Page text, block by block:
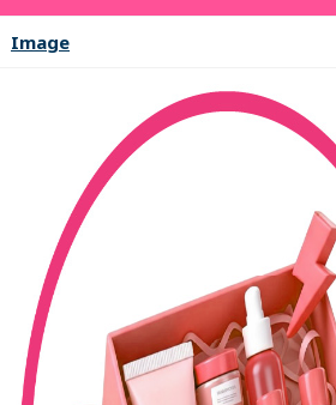
only upon successful e-ticket scan at
from
2026. Any unclaimed prizes
is not required to win.
and QR code accessible for
Image